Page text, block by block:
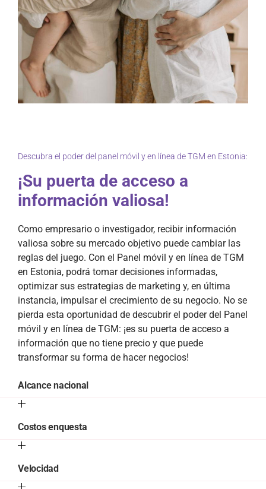
Descubra el poder del panel móvil y en línea de TGM en Estonia:
¡Su puerta de acceso a
información valiosa!
Como empresario o investigador, recibir información
valiosa sobre su mercado objetivo puede cambiar las
reglas del juego. Con el Panel móvil y en línea de TGM
en Estonia, podrá tomar decisiones informadas,
optimizar sus estrategias de marketing y, en última
instancia, impulsar el crecimiento de su negocio. No se
pierda esta oportunidad de descubrir el poder del Panel
móvil y en línea de TGM: ¡es su puerta de acceso a
información que no tiene precio y que puede
transformar su forma de hacer negocios!
Alcance nacional
Costos enquesta
Velocidad